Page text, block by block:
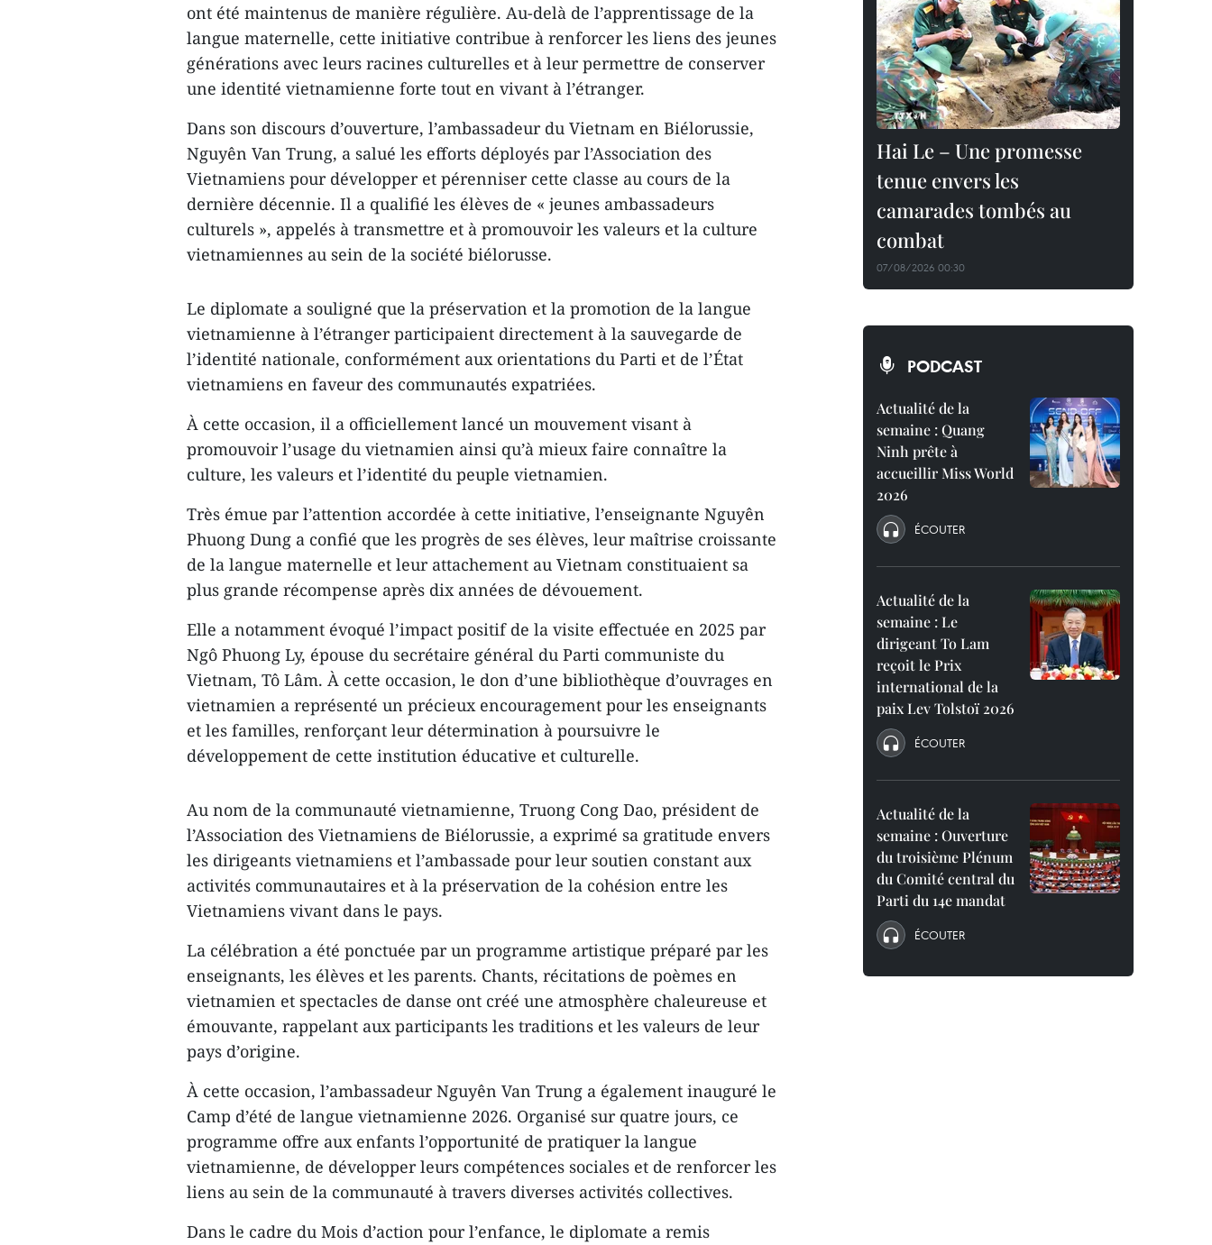
ont été maintenus de manière régulière. Au-delà de l’apprentissage de la
langue maternelle, cette initiative contribue à renforcer les liens des jeunes
générations avec leurs racines culturelles et à leur permettre de conserver
une identité vietnamienne forte tout en vivant à l’étranger.
Dans son discours d’ouverture, l’ambassadeur du Vietnam en Biélorussie,
Nguyên Van Trung, a salué les efforts déployés par l’Association des
Vietnamiens pour développer et pérenniser cette classe au cours de la
dernière décennie. Il a qualifié les élèves de « jeunes ambassadeurs
culturels », appelés à transmettre et à promouvoir les valeurs et la culture
vietnamiennes au sein de la société biélorusse.
Le diplomate a souligné que la préservation et la promotion de la langue
vietnamienne à l’étranger participaient directement à la sauvegarde de
l’identité nationale, conformément aux orientations du Parti et de l’État
vietnamiens en faveur des communautés expatriées.
À cette occasion, il a officiellement lancé un mouvement visant à
promouvoir l’usage du vietnamien ainsi qu’à mieux faire connaître la
culture, les valeurs et l’identité du peuple vietnamien.
Très émue par l’attention accordée à cette initiative, l’enseignante Nguyên
Phuong Dung a confié que les progrès de ses élèves, leur maîtrise croissante
de la langue maternelle et leur attachement au Vietnam constituaient sa
plus grande récompense après dix années de dévouement.
Elle a notamment évoqué l’impact positif de la visite effectuée en 2025 par
Ngô Phuong Ly, épouse du secrétaire général du Parti communiste du
Vietnam, Tô Lâm. À cette occasion, le don d’une bibliothèque d’ouvrages en
vietnamien a représenté un précieux encouragement pour les enseignants
et les familles, renforçant leur détermination à poursuivre le
développement de cette institution éducative et culturelle.
Au nom de la communauté vietnamienne, Truong Cong Dao, président de
l’Association des Vietnamiens de Biélorussie, a exprimé sa gratitude envers
les dirigeants vietnamiens et l’ambassade pour leur soutien constant aux
activités communautaires et à la préservation de la cohésion entre les
Vietnamiens vivant dans le pays.
La célébration a été ponctuée par un programme artistique préparé par les
enseignants, les élèves et les parents. Chants, récitations de poèmes en
vietnamien et spectacles de danse ont créé une atmosphère chaleureuse et
émouvante, rappelant aux participants les traditions et les valeurs de leur
pays d’origine.
À cette occasion, l’ambassadeur Nguyên Van Trung a également inauguré le
Camp d’été de langue vietnamienne 2026. Organisé sur quatre jours, ce
programme offre aux enfants l’opportunité de pratiquer la langue
vietnamienne, de développer leurs compétences sociales et de renforcer les
liens au sein de la communauté à travers diverses activités collectives.
Dans le cadre du Mois d’action pour l’enfance, le diplomate a remis
Hai Le – Une promesse
tenue envers les
camarades tombés au
combat
07/08/2026 00:30
PODCAST
Actualité de la
semaine : Quang
Ninh prête à
accueillir Miss World
2026
ÉCOUTER
Actualité de la
semaine : Le
dirigeant To Lam
reçoit le Prix
international de la
paix Lev Tolstoï 2026
ÉCOUTER
Actualité de la
semaine : Ouverture
du troisième Plénum
du Comité central du
Parti du 14e mandat
ÉCOUTER